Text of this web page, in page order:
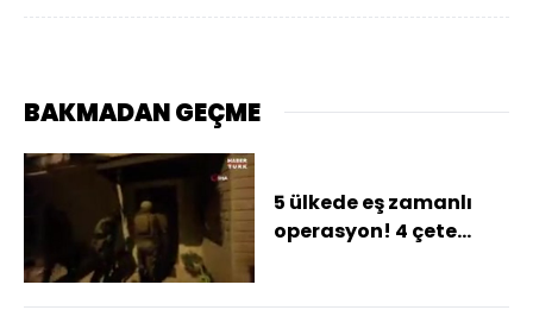
BAKMADAN GEÇME
5 ülkede eş zamanlı
operasyon! 4 çete